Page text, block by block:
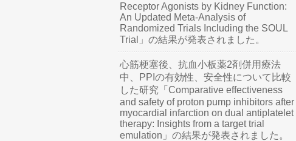
Receptor Agonists by Kidney Function:
An Updated Meta-Analysis of
Randomized Trials Including the SOUL
Trial」の結果が発表されました。
心筋梗塞後、抗血小板薬2剤併用療法
中、PPIの有効性、安全性について比較
した研究「Comparative effectiveness
and safety of proton pump inhibitors after
myocardial infarction on dual antiplatelet
therapy: Insights from a target trial
emulation」の結果が発表されました。